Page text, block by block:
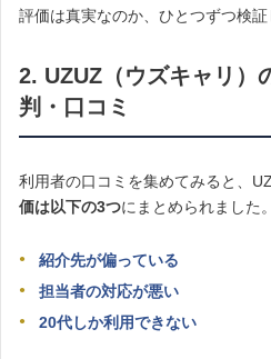
評価は真実なのか、ひとつずつ検証
2. UZUZ（ウズキャリ）
判・口コミ
利用者の口コミを集めてみると、
価は以下の3つにまとめられました。
紹介先が偏っている
担当者の対応が悪い
20代しか利用できない